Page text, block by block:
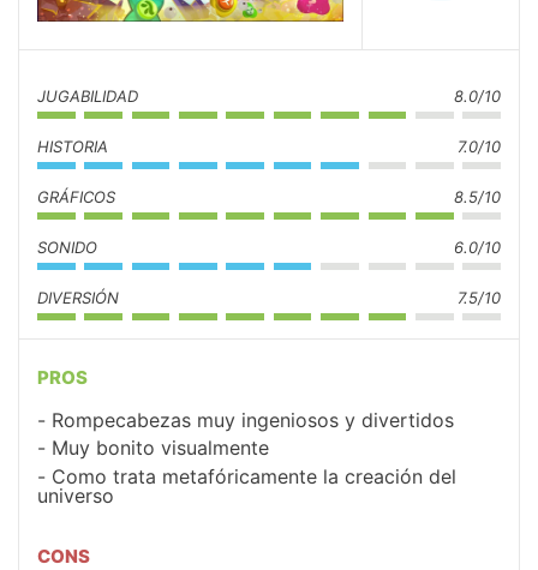
JUGABILIDAD 8.0/10
HISTORIA 7.0/10
GRÁFICOS 8.5/10
SONIDO 6.0/10
DIVERSIÓN 7.5/10
PROS
Rompecabezas muy ingeniosos y divertidos
Muy bonito visualmente
Como trata metafóricamente la creación del
universo
CONS